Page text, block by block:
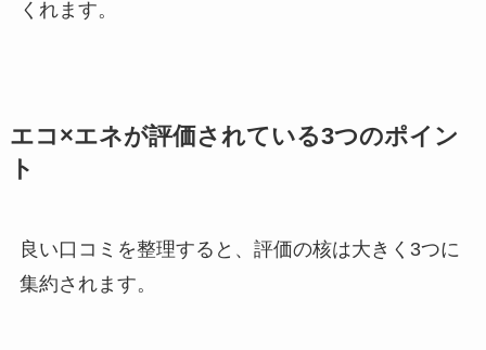
くれます。
エコ×エネが評価されている3つのポイン
ト
良い口コミを整理すると、評価の核は大きく3つに
集約されます。